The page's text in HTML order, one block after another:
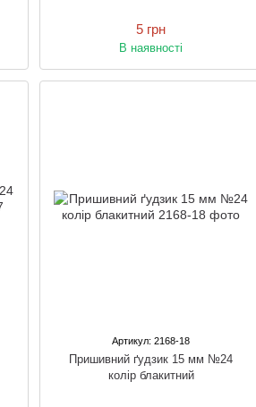
5 грн
В наявності
Артикул: 2168-18
Пришивний ґудзик 15 мм №24
колір блакитний